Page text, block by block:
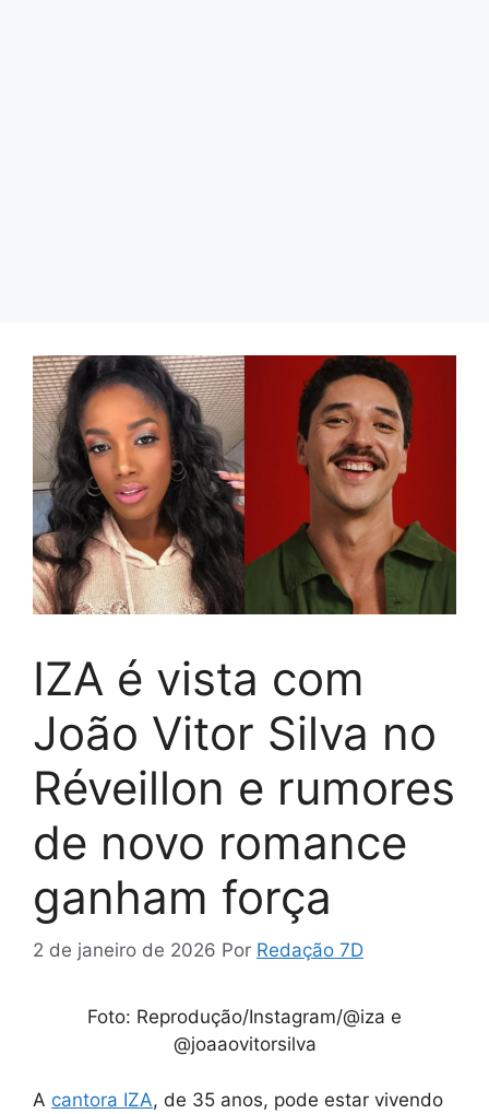
IZA é vista com
João Vitor Silva no
Réveillon e rumores
de novo romance
ganham força
2 de janeiro de 2026 Por Redação 7D
Foto: Reprodução/Instagram/@iza e
@joaaovitorsilva
A cantora IZA, de 35 anos, pode estar vivendo